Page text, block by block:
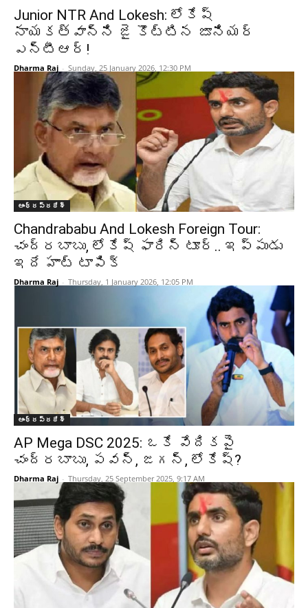
Junior NTR And Lokesh: లోకేష్
నాయకత్వాన్ని జై కొట్టిన జూనియర్
ఎన్టీఆర్!
Dharma Raj - Sunday, 25 January 2026, 12:30 PM
ఆంధ్రప్రదేశ్‌
Chandrababu And Lokesh Foreign Tour:
చంద్రబాబు, లోకేష్ ఫారిన్ టూర్.. ఇప్పుడు
ఇదే హాట్ టాపిక్
Dharma Raj - Thursday, 1 January 2026, 12:05 PM
ఆంధ్రప్రదేశ్‌
AP Mega DSC 2025: ఒకే వేదికపై
చంద్రబాబు, పవన్, జగన్, లోకేష్?
Dharma Raj - Thursday, 25 September 2025, 9:17 AM